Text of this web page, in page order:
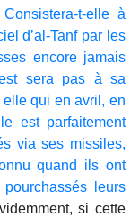
Consistera-t-elle à
d’al-Tanf par les
encore jamais
sera pas à sa
qui en avril, en
est parfaitement
via ses missiles,
quand ils ont
leurs
si cette